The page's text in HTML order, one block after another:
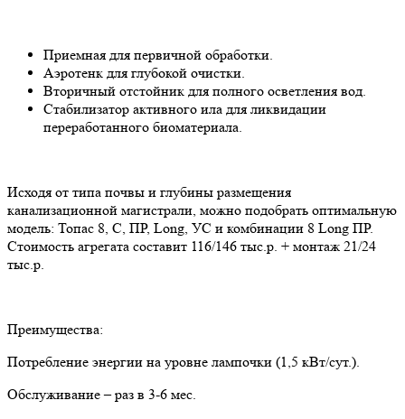
Приемная для первичной обработки.
Аэротенк для глубокой очистки.
Вторичный отстойник для полного осветления вод.
Стабилизатор активного ила для ликвидации
переработанного биоматериала.
Исходя от типа почвы и глубины размещения
канализационной магистрали, можно подобрать оптимальную
модель: Топас 8, С, ПР, Long, УС и комбинации 8 Long ПР.
Стоимость агрегата составит 116/146 тыс.р. + монтаж 21/24
тыс.р.
Преимущества:
Потребление энергии на уровне лампочки (1,5 кВт/сут.).
Обслуживание – раз в 3-6 мес.